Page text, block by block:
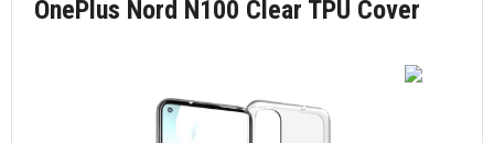
OnePlus Nord N100 Clear TPU Cover